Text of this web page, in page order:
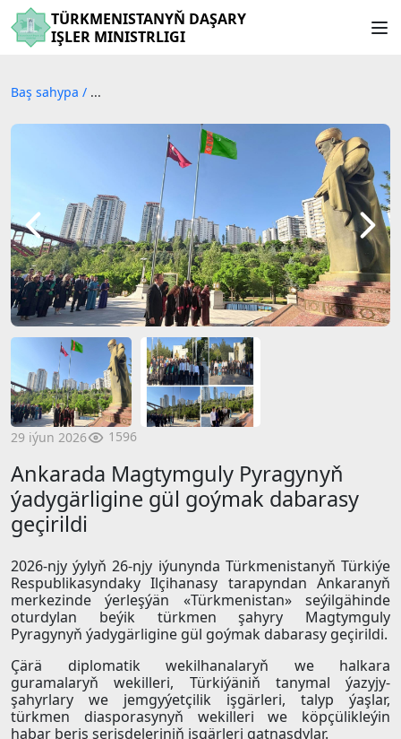
TÜRKMENISTANYŇ DAŞARY
IŞLER MINISTRLIGI
Baş sahypa / ...
29 iýun 2026 1596
Ankarada Magtymguly Pyragynyň
ýadygärligine gül goýmak dabarasy
geçirildi
2026-njy ýylyň 26-njy iýunynda Türkmenistanyň Türkiýe
Respublikasyndaky Ilçihanasy tarapyndan Ankaranyň
merkezinde ýerleşýän «Türkmenistan» seýilgähinde
oturdylan beýik türkmen şahyry Magtymguly
Pyragynyň ýadygärligine gül goýmak dabarasy geçirildi.
Çärä diplomatik wekilhanalaryň we halkara
guramalaryň wekilleri, Türkiýäniň tanymal ýazyjy-
şahyrlary we jemgyýetçilik işgärleri, talyp ýaşlar,
türkmen diasporasynyň wekilleri we köpçülikleýin
habar beriş serişdeleriniň işgärleri gatnaşdylar.